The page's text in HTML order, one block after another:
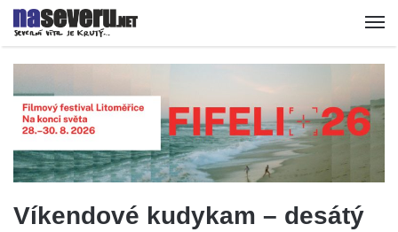
Víkendové kudykam – desátý